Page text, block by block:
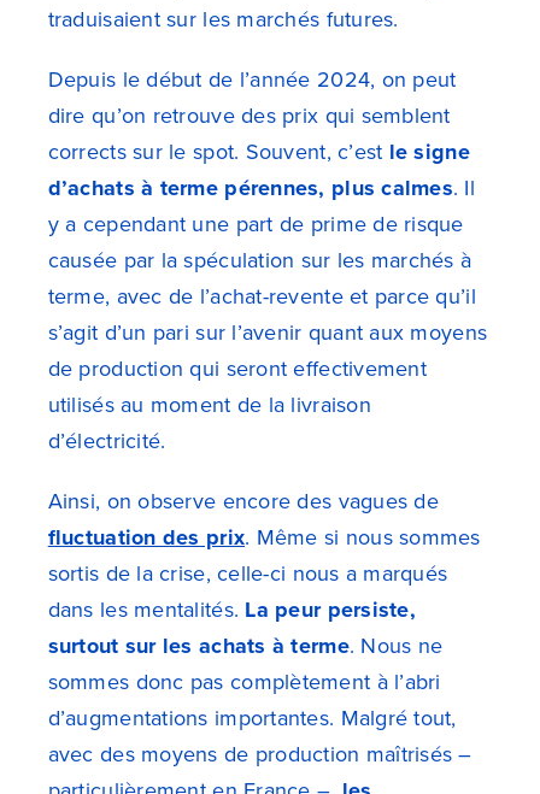
traduisaient sur les marchés futures.
Depuis le début de l’année 2024, on peut
dire qu’on retrouve des prix qui semblent
corrects sur le spot. Souvent, c’est le signe
d’achats à terme pérennes, plus calmes. Il
y a cependant une part de prime de risque
causée par la spéculation sur les marchés à
terme, avec de l’achat-revente et parce qu’il
s’agit d’un pari sur l’avenir quant aux moyens
de production qui seront effectivement
utilisés au moment de la livraison
d’électricité.
Ainsi, on observe encore des vagues de
fluctuation des prix. Même si nous sommes
sortis de la crise, celle-ci nous a marqués
dans les mentalités. La peur persiste,
surtout sur les achats à terme. Nous ne
sommes donc pas complètement à l’abri
d’augmentations importantes. Malgré tout,
avec des moyens de production maîtrisés –